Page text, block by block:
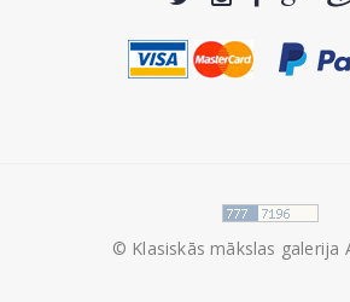
© Klasiskās mākslas galerija